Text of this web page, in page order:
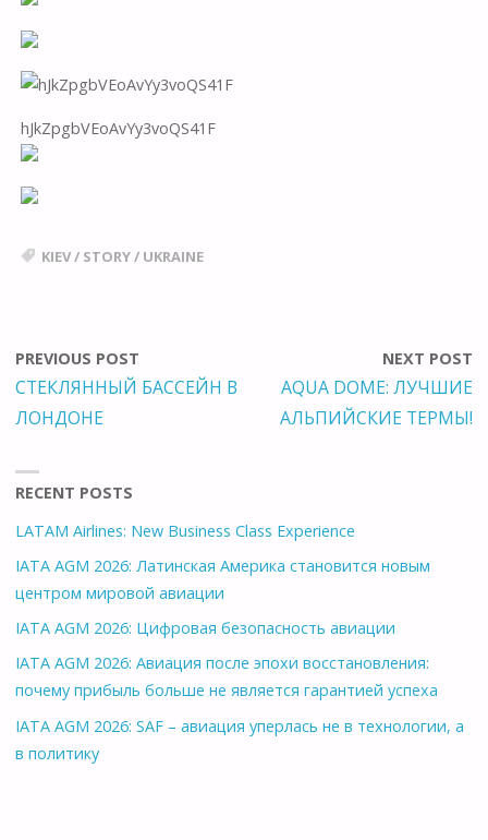
hJkZpgbVEoAvYy3voQS41F
KIEV/ STORY/ UKRAINE
PREVIOUS POST
СТЕКЛЯННЫЙ БАССЕЙН В
ЛОНДОНЕ
NEXT POST
AQUA DOME: ЛУЧШИЕ
АЛЬПИЙСКИЕ ТЕРМЫ!
RECENT POSTS
LATAM Airlines: New Business Class Experience
IATA AGM 2026: Латинская Америка становится новым
центром мировой авиации
IATA AGM 2026: Цифровая безопасность авиации
IATA AGM 2026: Авиация после эпохи восстановления:
почему прибыль больше не является гарантией успеха
IATA AGM 2026: SAF – авиация уперлась не в технологии, а
в политику